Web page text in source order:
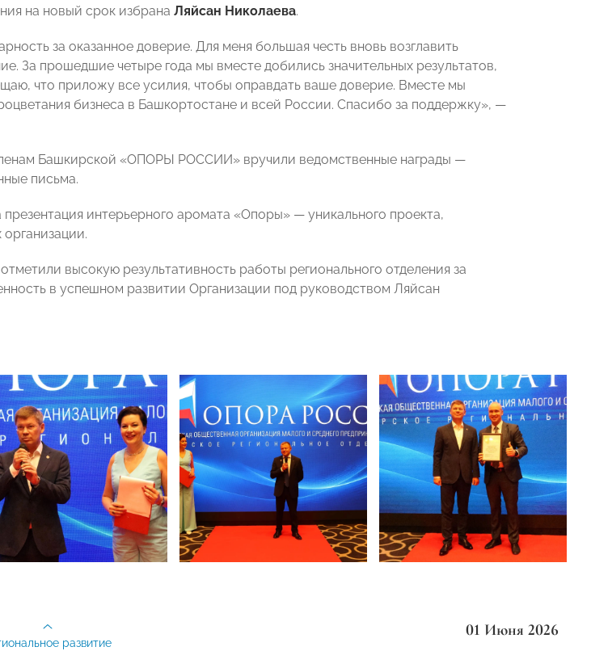
на новый срок избрана Ляйсан Николаева.
за оказанное доверие. Для меня большая честь вновь возглавить
За прошедшие четыре года мы вместе добились значительных результатов,
что приложу все усилия, чтобы оправдать ваше доверие. Вместе мы
бизнеса в Башкортостане и всей России. Спасибо за поддержку», —
Башкирской «ОПОРЫ РОССИИ» вручили ведомственные награды —
письма.
интерьерного аромата «Опоры» — уникального проекта,
высокую результативность работы регионального отделения за
в успешном развитии Организации под руководством Ляйсан
01 Июня 2026
развитие